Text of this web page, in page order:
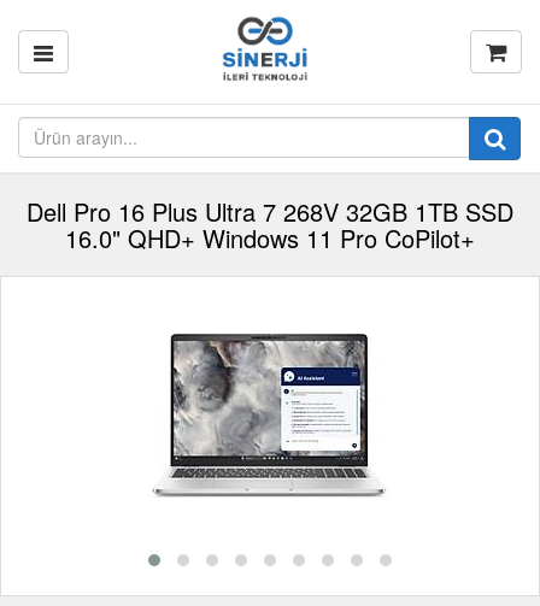
Dell Pro 16 Plus Ultra 7 268V 32GB 1TB SSD
16.0" QHD+ Windows 11 Pro CoPilot+